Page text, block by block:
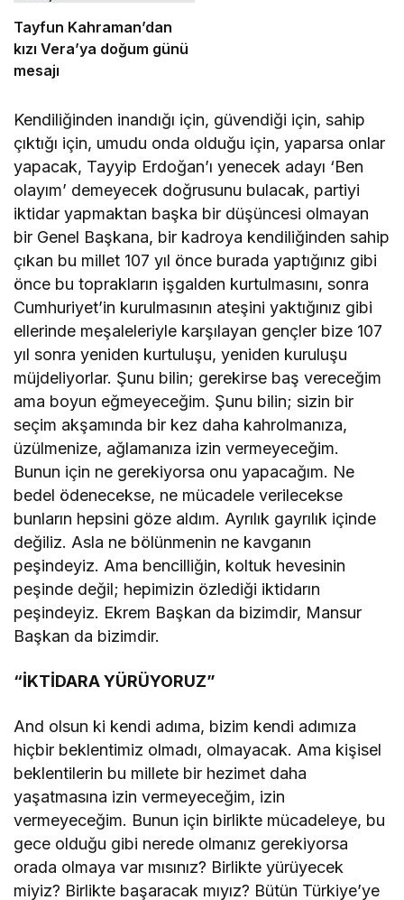
Tayfun Kahraman’dan
kızı Vera’ya doğum günü
mesajı
Kendiliğinden inandığı için, güvendiği için, sahip
çıktığı için, umudu onda olduğu için, yaparsa onlar
yapacak, Tayyip Erdoğan’ı yenecek adayı ‘Ben
olayım’ demeyecek doğrusunu bulacak, partiyi
iktidar yapmaktan başka bir düşüncesi olmayan
bir Genel Başkana, bir kadroya kendiliğinden sahip
çıkan bu millet 107 yıl önce burada yaptığınız gibi
önce bu toprakların işgalden kurtulmasını, sonra
Cumhuriyet’in kurulmasının ateşini yaktığınız gibi
ellerinde meşaleleriyle karşılayan gençler bize 107
yıl sonra yeniden kurtuluşu, yeniden kuruluşu
müjdeliyorlar. Şunu bilin; gerekirse baş vereceğim
ama boyun eğmeyeceğim. Şunu bilin; sizin bir
seçim akşamında bir kez daha kahrolmanıza,
üzülmenize, ağlamanıza izin vermeyeceğim.
Bunun için ne gerekiyorsa onu yapacağım. Ne
bedel ödenecekse, ne mücadele verilecekse
bunların hepsini göze aldım. Ayrılık gayrılık içinde
değiliz. Asla ne bölünmenin ne kavganın
peşindeyiz. Ama bencilliğin, koltuk hevesinin
peşinde değil; hepimizin özlediği iktidarın
peşindeyiz. Ekrem Başkan da bizimdir, Mansur
Başkan da bizimdir.
“İKTİDARA YÜRÜYORUZ”
And olsun ki kendi adıma, bizim kendi adımıza
hiçbir beklentimiz olmadı, olmayacak. Ama kişisel
beklentilerin bu millete bir hezimet daha
yaşatmasına izin vermeyeceğim, izin
vermeyeceğim. Bunun için birlikte mücadeleye, bu
gece olduğu gibi nerede olmanız gerekiyorsa
orada olmaya var mısınız? Birlikte yürüyecek
miyiz? Birlikte başaracak mıyız? Bütün Türkiye’ye